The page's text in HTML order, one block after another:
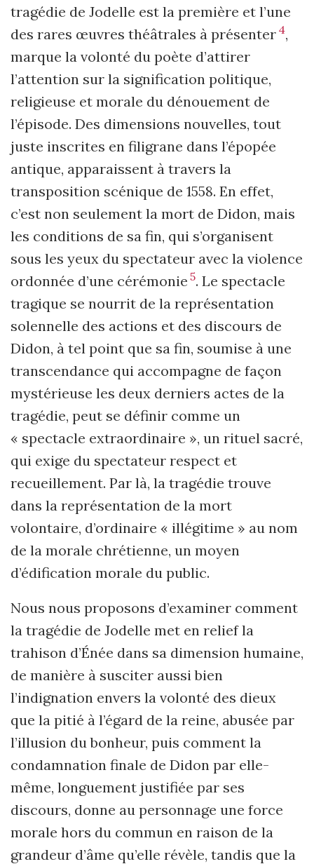
tragédie de Jodelle est la première et l’une
des rares œuvres théâtrales à présenter 4,
marque la volonté du poète d’attirer
l’attention sur la signification politique,
religieuse et morale du dénouement de
l’épisode. Des dimensions nouvelles, tout
juste inscrites en filigrane dans l’épopée
antique, apparaissent à travers la
transposition scénique de 1558. En effet,
c’est non seulement la mort de Didon, mais
les conditions de sa fin, qui s’organisent
sous les yeux du spectateur avec la violence
ordonnée d’une cérémonie 5. Le spectacle
tragique se nourrit de la représentation
solennelle des actions et des discours de
Didon, à tel point que sa fin, soumise à une
transcendance qui accompagne de façon
mystérieuse les deux derniers actes de la
tragédie, peut se définir comme un
« spectacle extraordinaire », un rituel sacré,
qui exige du spectateur respect et
recueillement. Par là, la tragédie trouve
dans la représentation de la mort
volontaire, d’ordinaire « illégitime » au nom
de la morale chrétienne, un moyen
d’édification morale du public.
Nous nous proposons d’examiner comment
la tragédie de Jodelle met en relief la
trahison d’Énée dans sa dimension humaine,
de manière à susciter aussi bien
l’indignation envers la volonté des dieux
que la pitié à l’égard de la reine, abusée par
l’illusion du bonheur, puis comment la
condamnation finale de Didon par elle-
même, longuement justifiée par ses
discours, donne au personnage une force
morale hors du commun en raison de la
grandeur d’âme qu’elle révèle, tandis que la